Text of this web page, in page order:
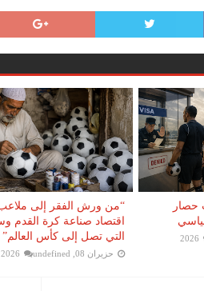
تحت حصار
“من ورش الفقر إلى ملاعب
اقتصاد صناعة كرة القدم
التي تصل إلى كأس العالم”
حزيران 08, 2026 undefined